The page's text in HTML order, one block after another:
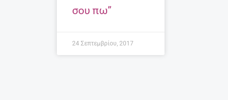
σου πω”
24 Σεπτεμβρίου, 2017